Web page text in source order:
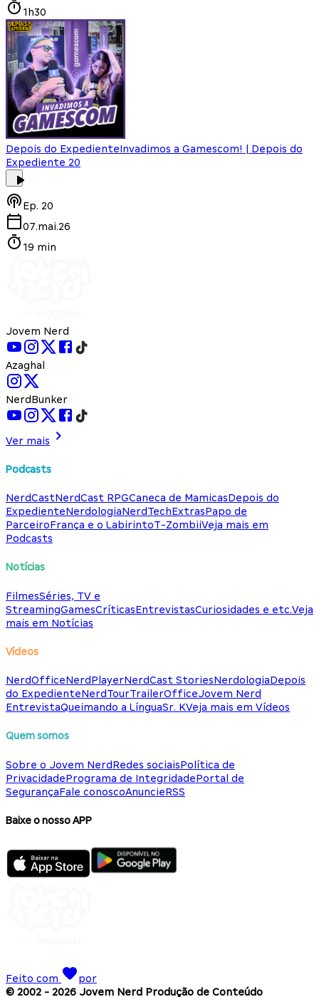
1h30
Depois do ExpedienteInvadimos a Gamescom! | Depois do
Expediente 20
Ep. 20
07.mai.26
19 min
Jovem Nerd
Azaghal
NerdBunker
Ver mais
Podcasts
NerdCastNerdCast RPGCaneca de MamicasDepois do
ExpedienteNerdologiaNerdTechExtrasPapo de
ParceiroFrança e o LabirintoT-ZombiiVeja mais em
Podcasts
Notícias
FilmesSéries, TV e
StreamingGamesCríticasEntrevistasCuriosidades e etc.Veja
mais em Notícias
Vídeos
NerdOfficeNerdPlayerNerdCast StoriesNerdologiaDepois
do ExpedienteNerdTourTrailerOfficeJovem Nerd
EntrevistaQueimando a LínguaSr. KVeja mais em Vídeos
Quem somos
Sobre o Jovem NerdRedes sociaisPolítica de
PrivacidadePrograma de IntegridadePortal de
SegurançaFale conoscoAnuncieRSS
Baixe o nosso APP
Feito com
por
© 2002 - 2026 Jovem Nerd Produção de Conteúdo